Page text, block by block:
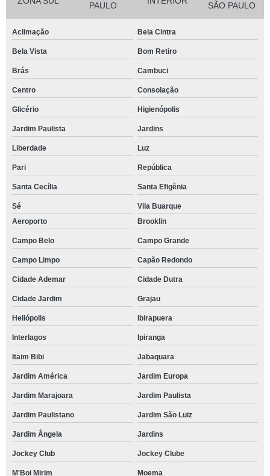
PAULO
SÃO PAULO
Aclimação Bela Cintra
Bela Vista Bom Retiro
Brás Cambuci
Centro Consolação
Glicério Higienópolis
Jardim Paulista Jardins
Liberdade Luz
Pari República
Santa Cecília Santa Efigênia
Sé
Vila Buarque
Aeroporto
Brooklin
Campo Belo Campo Grande
Campo Limpo Capão Redondo
Cidade Ademar Cidade Dutra
Cidade Jardim Grajau
Heliópolis Ibirapuera
Interlagos Ipiranga
Itaim Bibi Jabaquara
Jardim América Jardim Europa
Jardim Marajoara Jardim Paulista
Jardim Paulistano Jardim São Luiz
Jardim Ângela Jardins
Jockey Club Jockey Clube
M'Boi Mirim Moema